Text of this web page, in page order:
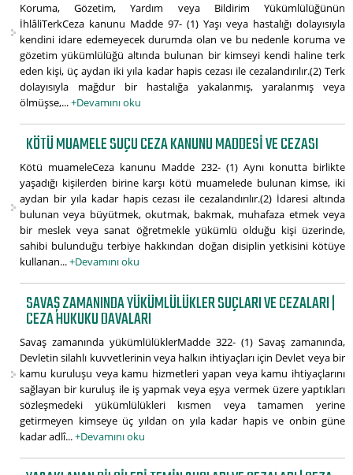
Koruma, Gözetim, Yardım veya Bildirim Yükümlülüğünün
İhlâliTerkCeza kanunu Madde 97- (1) Yaşı veya hastalığı dolayısıyla
kendini idare edemeyecek durumda olan ve bu nedenle koruma ve
gözetim yükümlülüğü altında bulunan bir kimseyi kendi haline terk
eden kişi, üç aydan iki yıla kadar hapis cezası ile cezalandırılır.(2) Terk
dolayısıyla mağdur bir hastalığa yakalanmış, yaralanmış veya
ölmüşse,...+Devamını oku
KÖTÜ MUAMELE SUÇU CEZA KANUNU MADDESI VE CEZASI
Kötü muameleCeza kanunu Madde 232- (1) Aynı konutta birlikte
yaşadığı kişilerden birine karşı kötü muamelede bulunan kimse, iki
aydan bir yıla kadar hapis cezası ile cezalandırılır.(2) İdaresi altında
bulunan veya büyütmek, okutmak, bakmak, muhafaza etmek veya
bir meslek veya sanat öğretmekle yükümlü olduğu kişi üzerinde,
sahibi bulunduğu terbiye hakkından doğan disiplin yetkisini kötüye
kullanan...+Devamını oku
SAVAŞ ZAMANINDA YÜKÜMLÜLÜKLER SUÇLARI VE CEZALARI |
CEZA HUKUKU DAVALARI
Savaş zamanında yükümlülüklerMadde 322- (1) Savaş zamanında,
Devletin silahlı kuvvetlerinin veya halkın ihtiyaçları için Devlet veya bir
kamu kuruluşu veya kamu hizmetleri yapan veya kamu ihtiyaçlarını
sağlayan bir kuruluş ile iş yapmak veya eşya vermek üzere yaptıkları
sözleşmedeki yükümlülükleri kısmen veya tamamen yerine
getirmeyen kimseye üç yıldan on yıla kadar hapis ve onbin güne
kadar adlî...+Devamını oku